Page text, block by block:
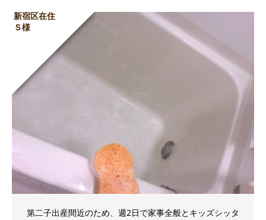
新宿区在住
Ｓ様
第二子出産間近のため、週2日で家事全般とキッズシッタ